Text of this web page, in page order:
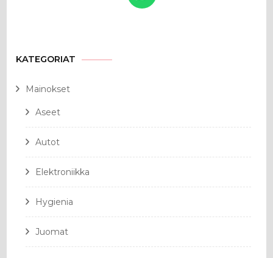
KATEGORIAT
Mainokset
Aseet
Autot
Elektroniikka
Hygienia
Juomat